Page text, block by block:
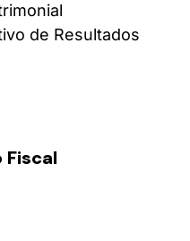
de Resultados
Fiscal